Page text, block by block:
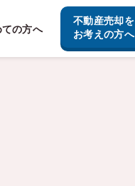
の方へ
不動産売却を
お考えの方へ